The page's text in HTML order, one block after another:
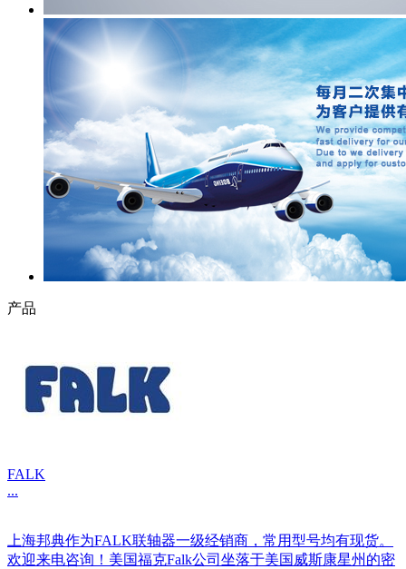
产品
FALK
...
上海邦典作为FALK联轴器一级经销商，常用型号均有现货。
欢迎来电咨询！美国福克Falk公司坐落于美国威斯康星州的密